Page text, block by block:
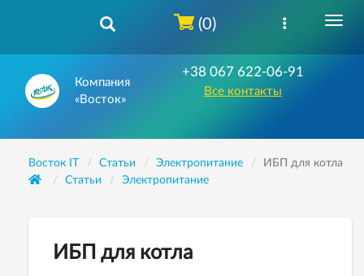
Компания
«Восток»
+38 067 622-06-91
Все контакты
(0)
Восток IT Статьи Электропитание
ИБП для котла
Статьи
Электропитание
ИБП для котла